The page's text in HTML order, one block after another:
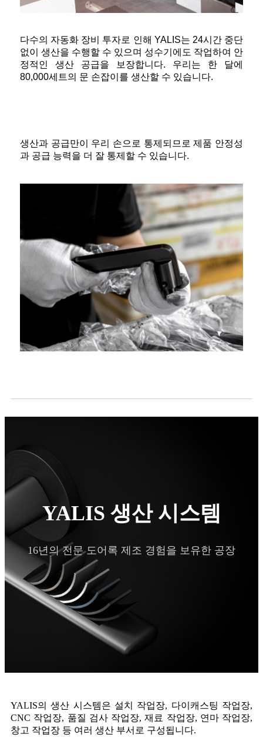
다수의 자동화 장비 투자로 인해 YALIS는 24시간 중단
없이 생산을 수행할 수 있으며 성수기에도 작업하여 안
정적인 생산 공급을 보장합니다. 우리는 한 달에
80,000세트의 문 손잡이를 생산할 수 있습니다.
생산과 공급만이 우리 손으로 통제되므로 제품 안정성
과 공급 능력을 더 잘 통제할 수 있습니다.
YALIS 생산 시스템
16년의 전문 도어록 제조 경험을 보유한 공장
YALIS의 생산 시스템은 설치 작업장, 다이캐스팅 작업장,
CNC 작업장, 품질 검사 작업장, 재료 작업장, 연마 작업장,
창고 작업장 등 여러 생산 부서로 구성됩니다.